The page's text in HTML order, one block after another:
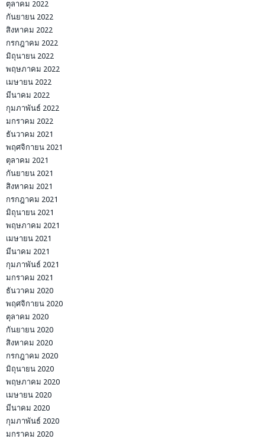
ตุลาคม 2022
กันยายน 2022
สิงหาคม 2022
กรกฎาคม 2022
มิถุนายน 2022
พฤษภาคม 2022
เมษายน 2022
มีนาคม 2022
กุมภาพันธ์ 2022
มกราคม 2022
ธันวาคม 2021
พฤศจิกายน 2021
ตุลาคม 2021
กันยายน 2021
สิงหาคม 2021
กรกฎาคม 2021
มิถุนายน 2021
พฤษภาคม 2021
เมษายน 2021
มีนาคม 2021
กุมภาพันธ์ 2021
มกราคม 2021
ธันวาคม 2020
พฤศจิกายน 2020
ตุลาคม 2020
กันยายน 2020
สิงหาคม 2020
กรกฎาคม 2020
มิถุนายน 2020
พฤษภาคม 2020
เมษายน 2020
มีนาคม 2020
กุมภาพันธ์ 2020
มกราคม 2020